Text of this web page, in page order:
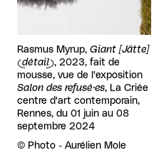
Rasmus Myrup, Giant [Jätte]
(détail), 2023, fait de
mousse, vue de l'exposition
Salon des refusé·es, La Criée
centre d'art contemporain,
Rennes, du 01 juin au 08
septembre 2024
Droits réservés :
© Photo - Aurélien Mole